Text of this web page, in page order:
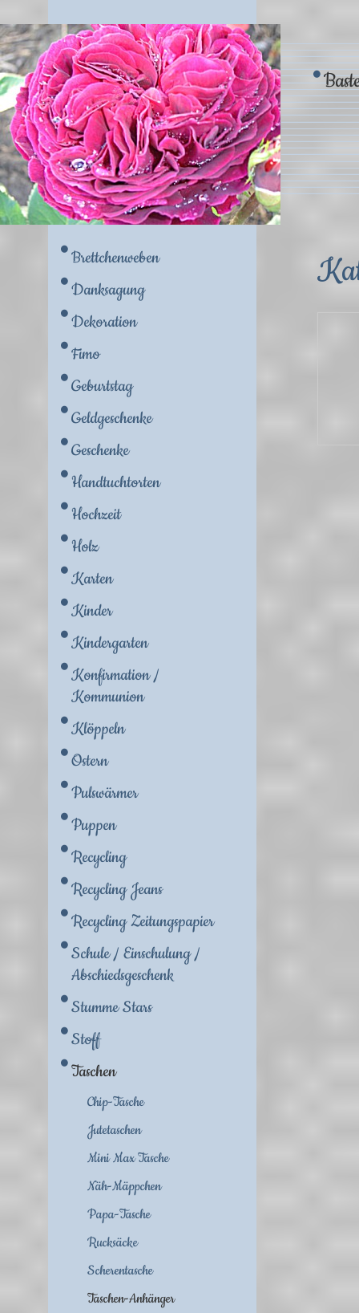
Brettchenweben
Danksagung
Dekoration
Fimo
Geburtstag
Geldgeschenke
Geschenke
Handtuchtorten
Hochzeit
Holz
Karten
Kinder
Kindergarten
Konfirmation /
Kommunion
Klöppeln
Ostern
Pulswärmer
Puppen
Recycling
Recycling Jeans
Recycling Zeitungspapier
Schule / Einschulung /
Abschiedsgeschenk
Stumme Stars
Stoff
Taschen
Chip-Tasche
Jutetaschen
Mini Max Tasche
Näh-Mäppchen
Papa-Tasche
Rucksäcke
Scherentasche
Taschen-Anhänger